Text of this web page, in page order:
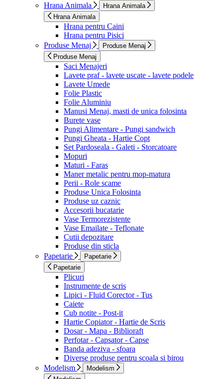
Hrana Animala
Hrana Animala
Hrana Animala
Hrana pentru Caini
Hrana pentru Pisici
Produse Menaj
Produse Menaj
Produse Menaj
Saci Menajeri
Lavete praf - lavete uscate - lavete podele
Lavete Umede
Folie Plastic
Folie Aluminiu
Manusi Menaj, masti de unica folosinta
Burete vase
Pungi Alimentare - Pungi sandwich
Pungi Gheata - Hartie Copt
Set Pardoseala - Galeti - Storcatoare
Mopuri
Maturi - Faras
Maner metalic pentru mop-matura
Perii - Role scame
Produse Unica Folosinta
Produse uz caznic
Accesorii bucatarie
Vase Termorezistente
Vase Emailate - Teflonate
Cutii depozitare
Produse din sticla
Papetarie
Papetarie
Papetarie
Plicuri
Instrumente de scris
Lipici - Fluid Corector - Tus
Caiete
Cub notite - Post-it
Hartie Copiator - Hartie de Scris
Dosar - Mapa - Biblioraft
Perfotar - Capsator - Capse
Banda adeziva - sfoara
Diverse produse pentru scoala si birou
Modelism
Modelism